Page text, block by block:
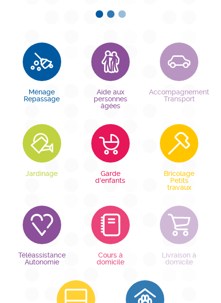
Ménage
Repassage
Aide aux
personnes
âgées
Accompagnement
Transport
Jardinage
Garde
d'enfants
Bricolage
Petits
travaux
Téléassistance
Autonomie
Cours à
domicile
Livraison à
domicile